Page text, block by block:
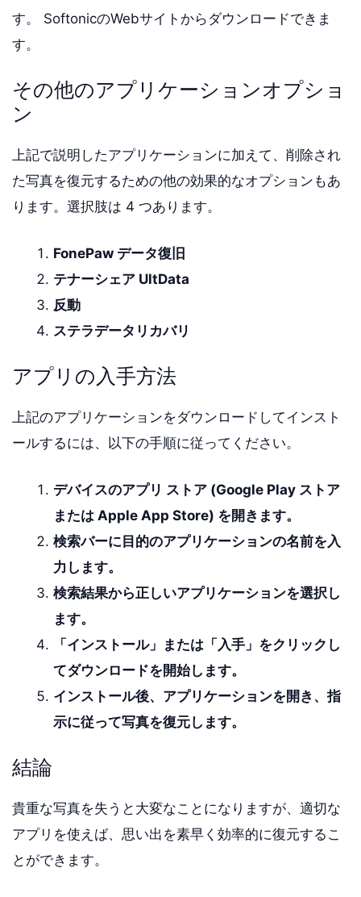
す。 SoftonicのWebサイトからダウンロードできま
す。
その他のアプリケーションオプショ
ン
上記で説明したアプリケーションに加えて、削除され
た写真を復元するための他の効果的なオプションもあ
ります。選択肢は 4 つあります。
FonePaw データ復旧
テナーシェア UltData
反動
ステラデータリカバリ
アプリの入手方法
上記のアプリケーションをダウンロードしてインスト
ールするには、以下の手順に従ってください。
デバイスのアプリ ストア (Google Play ストア
または Apple App Store) を開きます。
検索バーに目的のアプリケーションの名前を入
力します。
検索結果から正しいアプリケーションを選択し
ます。
「インストール」または「入手」をクリックし
てダウンロードを開始します。
インストール後、アプリケーションを開き、指
示に従って写真を復元します。
結論
貴重な写真を失うと大変なことになりますが、適切な
アプリを使えば、思い出を素早く効率的に復元するこ
とができます。